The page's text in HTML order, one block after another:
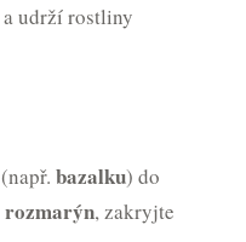
a udrží rostliny
(např. bazalku) do
rozmarýn, zakryjte